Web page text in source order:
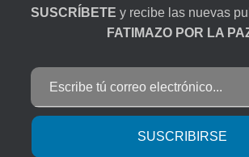
SUSCRÍBETE y recibe las nuevas
FATIMAZO POR LA
SUSCRIBIRSE